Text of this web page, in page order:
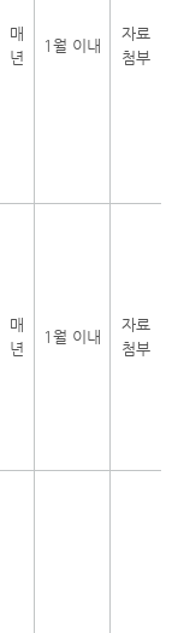
매
년
1월 이내
자료
첨부
매
년
1월 이내
자료
첨부